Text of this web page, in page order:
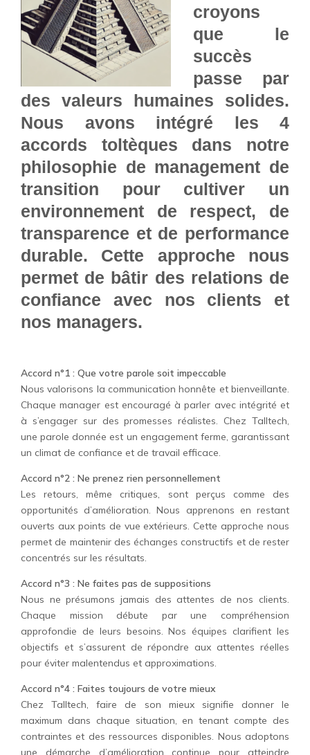
croyons
que le
succès
passe par
des valeurs humaines solides.
Nous avons intégré les 4
accords toltèques dans notre
philosophie de management de
transition pour cultiver un
environnement de respect, de
transparence et de performance
durable. Cette approche nous
permet de bâtir des relations de
confiance avec nos clients et
nos managers.
Accord n°1 : Que votre parole soit impeccable
Nous valorisons la communication honnête et bienveillante.
Chaque manager est encouragé à parler avec intégrité et
à s’engager sur des promesses réalistes. Chez Talltech,
une parole donnée est un engagement ferme, garantissant
un climat de confiance et de travail efficace.
Accord n°2 : Ne prenez rien personnellement
Les retours, même critiques, sont perçus comme des
opportunités d’amélioration. Nous apprenons en restant
ouverts aux points de vue extérieurs. Cette approche nous
permet de maintenir des échanges constructifs et de rester
concentrés sur les résultats.
Accord n°3 : Ne faites pas de suppositions
Nous ne présumons jamais des attentes de nos clients.
Chaque mission débute par une compréhension
approfondie de leurs besoins. Nos équipes clarifient les
objectifs et s’assurent de répondre aux attentes réelles
pour éviter malentendus et approximations.
Accord n°4 : Faites toujours de votre mieux
Chez Talltech, faire de son mieux signifie donner le
maximum dans chaque situation, en tenant compte des
contraintes et des ressources disponibles. Nous adoptons
une démarche d’amélioration continue pour atteindre